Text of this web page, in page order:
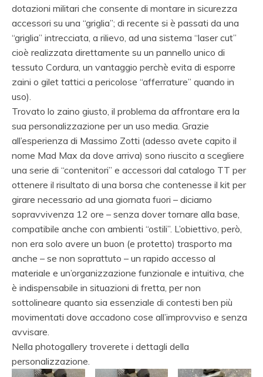
dotazioni militari che consente di montare in sicurezza
accessori su una “griglia”; di recente si è passati da una
“griglia” intrecciata, a rilievo, ad una sistema “laser cut”
cioè realizzata direttamente su un pannello unico di
tessuto Cordura, un vantaggio perchè evita di esporre
zaini o gilet tattici a pericolose “afferrature” quando in
uso).
Trovato lo zaino giusto, il problema da affrontare era la
sua personalizzazione per un uso media. Grazie
all’esperienza di Massimo Zotti (adesso avete capito il
nome Mad Max da dove arriva) sono riuscito a scegliere
una serie di “contenitori” e accessori dal catalogo TT per
ottenere il risultato di una borsa che contenesse il kit per
girare necessario ad una giornata fuori – diciamo
sopravvivenza 12 ore – senza dover tornare alla base,
compatibile anche con ambienti “ostili”. L’obiettivo, però,
non era solo avere un buon (e protetto) trasporto ma
anche – se non soprattuto – un rapido accesso al
materiale e un’organizzazione funzionale e intuitiva, che
è indispensabile in situazioni di fretta, per non
sottolineare quanto sia essenziale di contesti ben più
movimentati dove accadono cose all’improvviso e senza
avvisare.
Nella photogallery troverete i dettagli della
personalizzazione.